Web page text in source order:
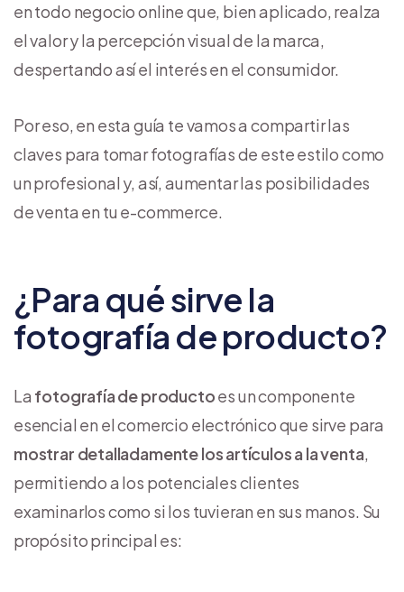
en todo negocio online que, bien aplicado, realza
el valor y la percepción visual de la marca,
despertando así el interés en el consumidor.
Por eso, en esta guía te vamos a compartir las
claves para tomar fotografías de este estilo como
un profesional y, así, aumentar las posibilidades
de venta en tu e-commerce.
¿Para qué sirve la
fotografía de producto?
La fotografía de productoes un componente
esencial en el comercio electrónico que sirve para
mostrar detalladamente los artículos a la venta,
permitiendo a los potenciales clientes
examinarlos como si los tuvieran en sus manos. Su
propósito principal es: